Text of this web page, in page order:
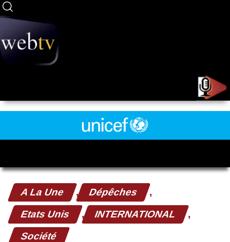
A La Une , Dépêches ,
Etats Unis , INTERNATIONAL ,
Société